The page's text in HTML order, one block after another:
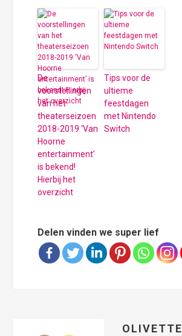
De
voorstellingen
van het
theaterseizoen
2018-2019 ‘Van
Hoorne
entertainment’
is bekend!
Hierbij het
overzicht
Tips voor de
ultieme
feestdagen
met Nintendo
Switch
Delen vinden we super lief
OLIVETTE